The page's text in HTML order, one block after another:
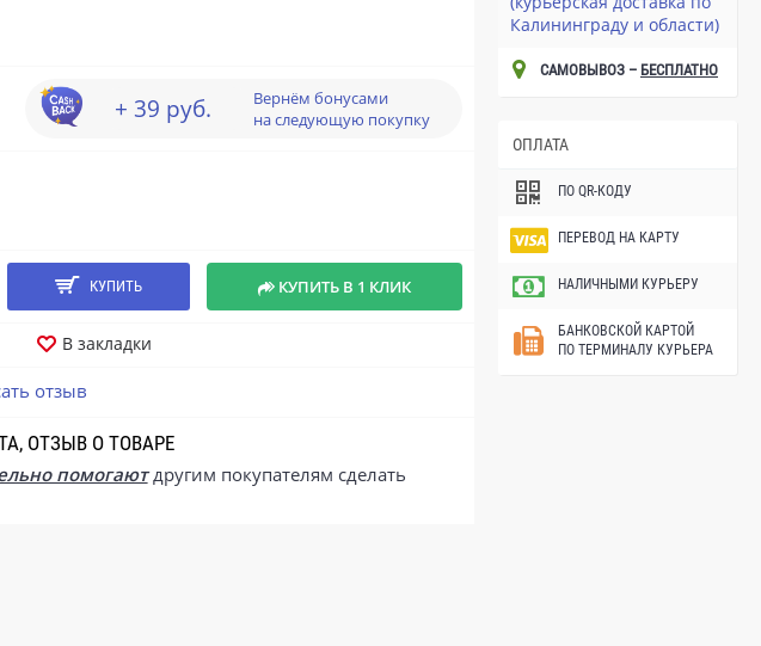
Калининграду и области)
САМОВЫВОЗ – БЕСПЛАТНО
ОПЛАТА
ПО QR-КОДУ
ПЕРЕВОД НА КАРТУ
НАЛИЧНЫМИ КУРЬЕРУ
БАНКОВСКОЙ КАРТОЙ
ПО ТЕРМИНАЛУ КУРЬЕРА
+ 39 руб.
Вернём бонусами
на следующую покупку
КУПИТЬ КУПИТЬ В 1 КЛИК
В закладки
отзыв
ОТЗЫВ О ТОВАРЕ
помогаютдругим покупателям сделать